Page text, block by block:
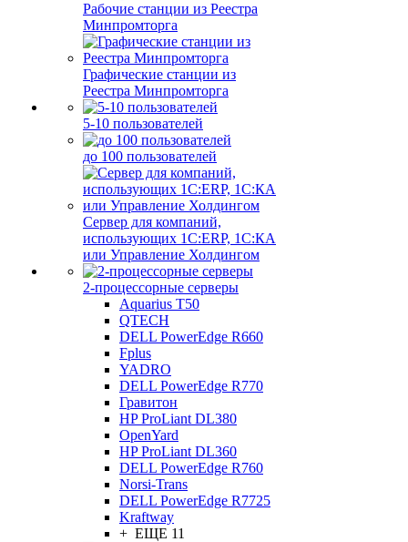
Рабочие станции из Реестра
Минпромторга
Графические станции из
Реестра Минпромторга
5-10 пользователей
до 100 пользователей
Сервер для компаний,
использующих 1C:ERP, 1С:КА
или Управление Холдингом
2-процессорные серверы
Aquarius T50
QTECH
DELL PowerEdge R660
Fplus
YADRO
DELL PowerEdge R770
Гравитон
HP ProLiant DL380
OpenYard
HP ProLiant DL360
DELL PowerEdge R760
Norsi-Trans
DELL PowerEdge R7725
Kraftway
+ ЕЩЕ 11